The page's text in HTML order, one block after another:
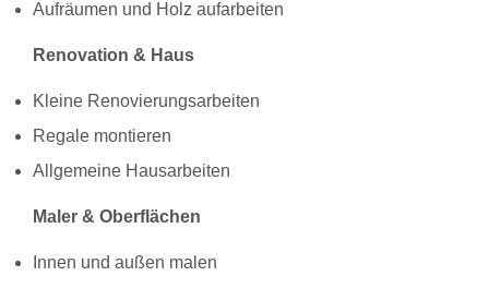
Aufräumen und Holz aufarbeiten
Renovation & Haus
Kleine Renovierungsarbeiten
Regale montieren
Allgemeine Hausarbeiten
Maler & Oberflächen
Innen und außen malen